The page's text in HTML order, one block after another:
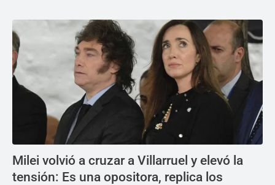
Milei volvió a cruzar a Villarruel y elevó la
tensión: Es una opositora, replica los